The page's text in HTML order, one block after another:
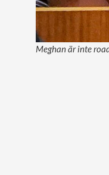
Meghan är inte